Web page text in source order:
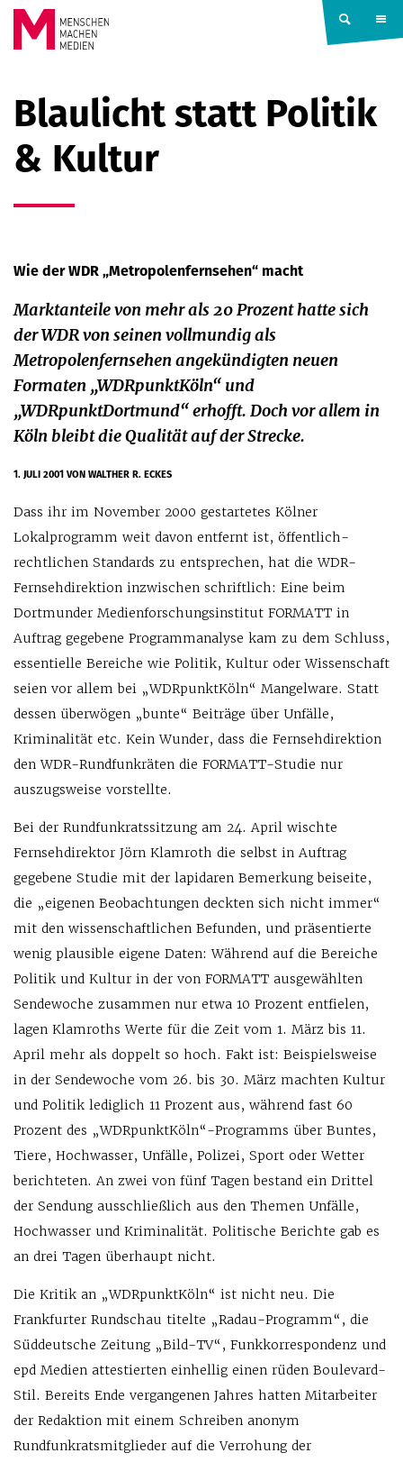
Springe zum Inhalt
MACHEN
MEDIEN
Blaulicht statt Politik
& Kultur
Wie der WDR „Metropolenfernsehen“ macht
Marktanteile von mehr als 20 Prozent hatte sich
der WDR von seinen vollmundig als
Metropolenfernsehen angekündigten neuen
Formaten „WDRpunktKöln“ und
„WDRpunktDortmund“ erhofft. Doch vor allem in
Köln bleibt die Qualität auf der Strecke.
1. JULI 2001VON WALTHER R. ECKES
Dass ihr im November 2000 gestartetes Kölner
Lokalprogramm weit davon entfernt ist, öffentlich-
rechtlichen Standards zu entsprechen, hat die WDR-
Fernsehdirektion inzwischen schriftlich: Eine beim
Dortmunder Medienforschungsinstitut FORMATT in
Auftrag gegebene Programmanalyse kam zu dem Schluss,
essentielle Bereiche wie Politik, Kultur oder Wissenschaft
seien vor allem bei „WDRpunktKöln“ Mangelware. Statt
dessen überwögen „bunte“ Beiträge über Unfälle,
Kriminalität etc. Kein Wunder, dass die Fernsehdirektion
den WDR-Rundfunkräten die FORMATT-Studie nur
auszugsweise vorstellte.
Bei der Rundfunkratssitzung am 24. April wischte
Fernsehdirektor Jörn Klamroth die selbst in Auftrag
gegebene Studie mit der lapidaren Bemerkung beiseite,
die „eigenen Beobachtungen deckten sich nicht immer“
mit den wissenschaftlichen Befunden, und präsentierte
wenig plausible eigene Daten: Während auf die Bereiche
Politik und Kultur in der von FORMATT ausgewählten
Sendewoche zusammen nur etwa 10 Prozent entfielen,
lagen Klamroths Werte für die Zeit vom 1. März bis 11.
April mehr als doppelt so hoch. Fakt ist: Beispielsweise
in der Sendewoche vom 26. bis 30. März machten Kultur
und Politik lediglich 11 Prozent aus, während fast 60
Prozent des „WDRpunktKöln“-Programms über Buntes,
Tiere, Hochwasser, Unfälle, Polizei, Sport oder Wetter
berichteten. An zwei von fünf Tagen bestand ein Drittel
der Sendung ausschließlich aus den Themen Unfälle,
Hochwasser und Kriminalität. Politische Berichte gab es
an drei Tagen überhaupt nicht.
Die Kritik an „WDRpunktKöln“ ist nicht neu. Die
Frankfurter Rundschau titelte „Radau-Programm“, die
Süddeutsche Zeitung „Bild-TV“, Funkkorrespondenz und
epd Medien attestierten einhellig einen rüden Boulevard-
Stil. Bereits Ende vergangenen Jahres hatten Mitarbeiter
der Redaktion mit einem Schreiben anonym
Rundfunkratsmitglieder auf die Verrohung der